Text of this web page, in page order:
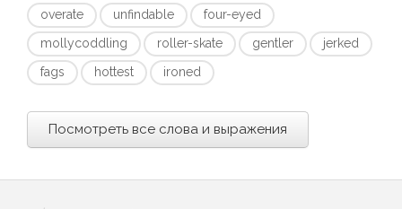
overate unfindable
four-eyed
mollycoddling
roller-skate gentler
jerked
fags
hottest ironed
Посмотреть все слова и выражения